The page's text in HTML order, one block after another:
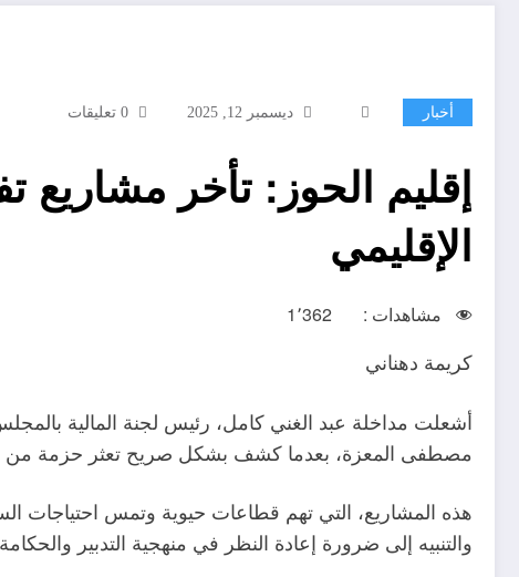
أخبار ديسمبر 12, 2025 0 تعليقات
الإقليمي
مشاهدات : 1٬362
كريمة دهناني
أشعلت مداخلة عبد الغني كامل، رئيس لجنة المالية
مصطفى المعزة، بعدما كشف بشكل صريح تعثر حزمة من المشاريع
هذه المشاريع، التي تهم قطاعات حيوية وتمس احتياجات
والتنبيه إلى ضرورة إعادة النظر في منهجية التدبير